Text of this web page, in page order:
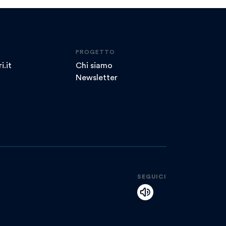
PROGETTO
Chi siamo
Newsletter
SEGUICI